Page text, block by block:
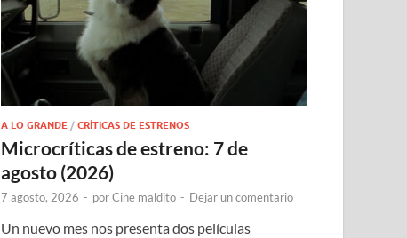
A LO GRANDE /CRÍTICAS DE ESTRENOS
Microcríticas de estreno: 7 de
agosto (2026)
7 agosto, 2026 - porCine maldito - Dejar un comentario
Un nuevo mes nos presenta dos películas